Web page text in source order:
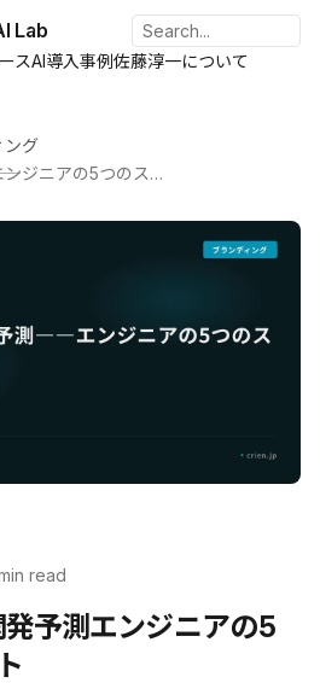
Lab
スAI導入事例佐藤淳一について
ング
2027年AI駆動開発予測――エンジニアの5つのスキルシフト
read
予測――エンジニアの5